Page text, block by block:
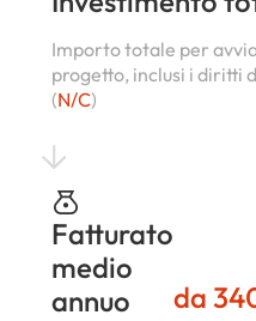
Importo totale per
progetto, inclusi i diritti
(N/C)
Fatturato
medio
annuo
da